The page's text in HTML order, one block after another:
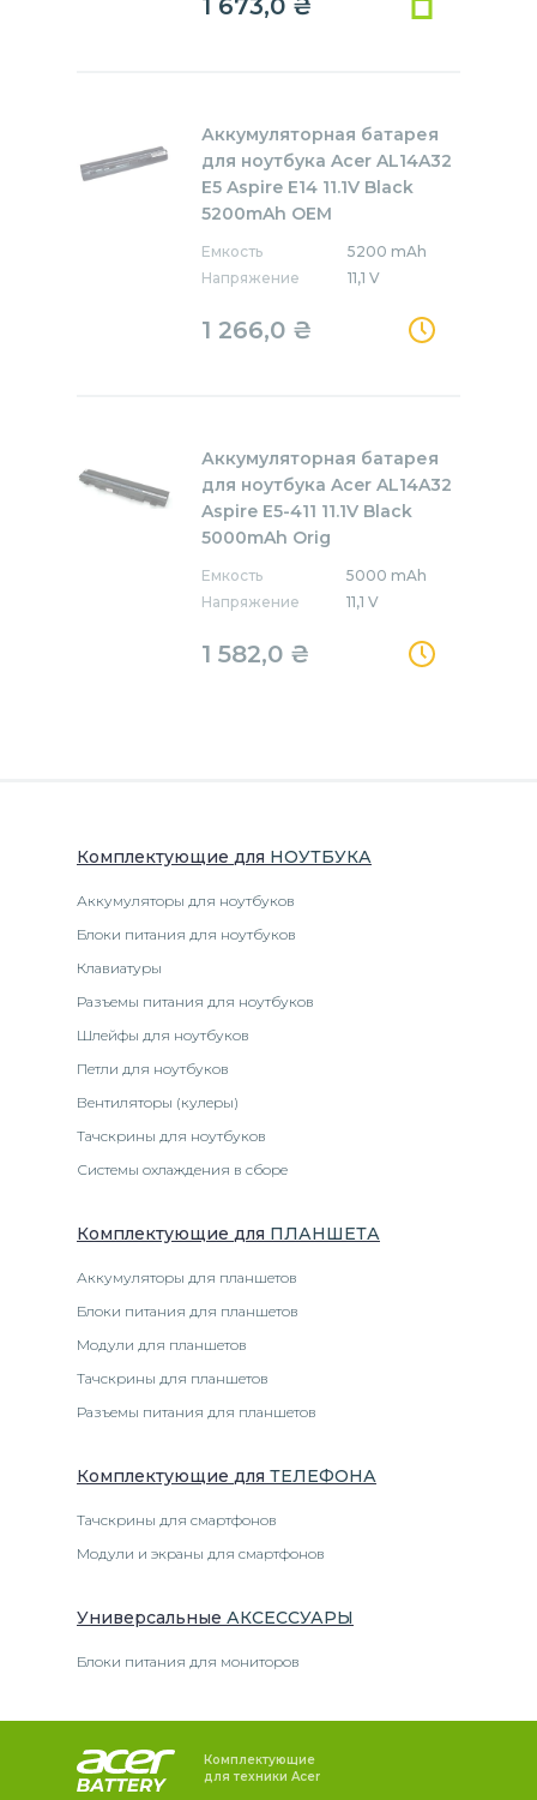
1 673,0 ₴
Аккумуляторная батарея
для ноутбука Acer AL14A32
E5 Aspire E14 11.1V Black
5200mAh OEM
Емкость
5200 mAh
Напряжение
11,1 V
1 266,0 ₴
Аккумуляторная батарея
для ноутбука Acer AL14A32
Aspire E5-411 11.1V Black
5000mAh Orig
Емкость
5000 mAh
Напряжение
11,1 V
1 582,0 ₴
Комплектующие для НОУТБУКА
Аккумуляторы для ноутбуков
Блоки питания для ноутбуков
Клавиатуры
Разъемы питания для ноутбуков
Шлейфы для ноутбуков
Петли для ноутбуков
Вентиляторы (кулеры)
Тачскрины для ноутбуков
Системы охлаждения в сборе
Комплектующие для ПЛАНШЕТА
Аккумуляторы для планшетов
Блоки питания для планшетов
Модули для планшетов
Тачскрины для планшетов
Разъемы питания для планшетов
Комплектующие для ТЕЛЕФОНА
Тачскрины для смартфонов
Модули и экраны для смартфонов
Универсальные АКСЕССУАРЫ
Блоки питания для мониторов
Комплектующие
для техники Acer